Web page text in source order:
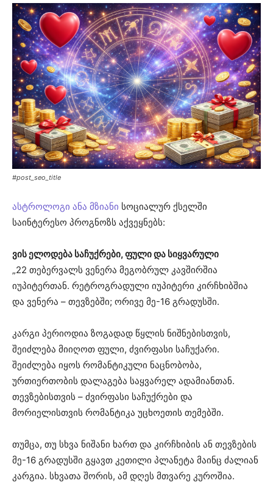
#post_seo_title
ასტროლოგი ანა მზიანი სოციალურ ქსელში
საინტერესო პროგნოზს აქვეყნებს:
ვის ელოდება საჩუქრები, ფული და სიყვარული
„22 თებერვალს ვენერა მეგობრულ კავშირშია
იუპიტერთან. რეტროგრადული იუპიტერი კირჩხიბშია
და ვენერა – თევზებში; ორივე მე-16 გრადუსში.
კარგი პერიოდია ზოგადად წყლის ნიშნებისთვის,
შეიძლება მიიღოთ ფული, ძვირფასი საჩუქარი.
შეიძლება იყოს რომანტიკული ნაცნობობა,
ურთიერთობის დალაგება საყვარელ ადამიანთან.
თევზებისთვის – ძვირფასი საჩუქრები და
მორიელისთვის რომანტიკა უცხოეთის თემებში.
თუმცა, თუ სხვა ნიშანი ხართ და კირჩხიბის ან თევზების
მე-16 გრადუსში გყავთ კეთილი პლანეტა მაინც ძალიან
კარგია. სხვათა შორის, ამ დღეს მთვარე კუროშია.